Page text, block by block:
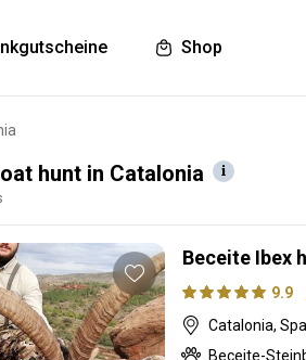
Shop
hunt in Catalonia
Beceite Ibex
9.9
Catalonia,
Beceite-